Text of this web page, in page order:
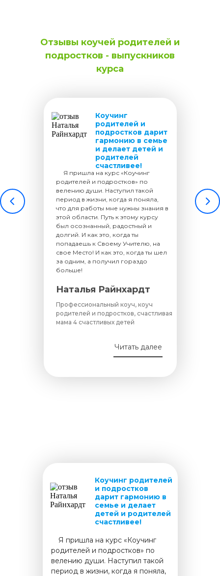
Отзывы коучей родителей и
подростков - выпускников
курса
Читать далее
Я пришла на курс «Коучинг
родителей и подростков» по
велению души. Наступил такой
период в жизни, когда я поняла,
что для работы мне нужны знания в
этой области. Путь к этому курсу
был осознанный, радостный и
долгий. И как это, когда ты
попадаешь к Своему Учителю, на
свое Место! И как это, когда ты шел
за одним, а получил гораздо
больше!
Наталья Райнхардт
Профессиональный коуч, коуч
родителей и подростков, счастливая
мама 4 счастливых детей
Коучинг
родителей и
подростков дарит
гармонию в семье
и делает детей и
родителей
счастливее!
Я пришла на курс «Коучинг
родителей и подростков» по
велению души. Наступил такой
период в жизни, когда я поняла,
Коучинг родителей
и подростков
дарит гармонию в
семье и делает
детей и родителей
счастливее!